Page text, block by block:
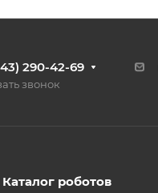
290-42-69
звонок
Каталог роботов